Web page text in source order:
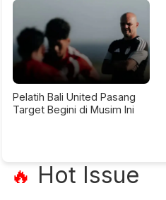
Pelatih Bali United Pasang
Target Begini di Musim Ini
🔥 Hot Issue